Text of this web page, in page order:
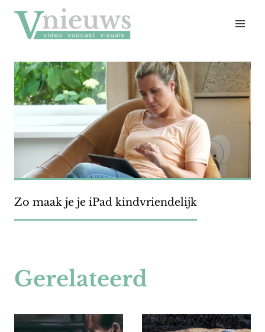
naar
inhoud
Zo maak je je iPad kindvriendelijk
Gerelateerd